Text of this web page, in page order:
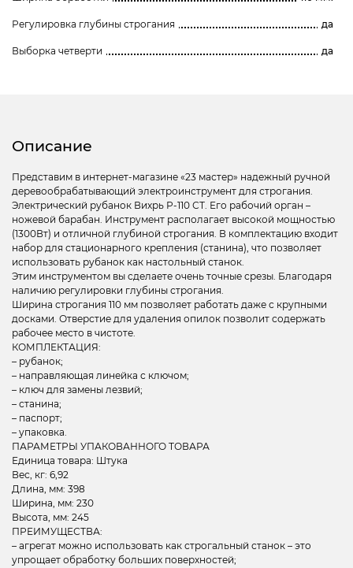
Регулировка глубины строгания да
Выборка четверти да
Описание
Представим в интернет-магазине «23 мастер» надежный ручной
деревообрабатывающий электроинструмент для строгания.
Электрический рубанок Вихрь Р-110 СТ. Его рабочий орган –
ножевой барабан. Инструмент располагает высокой мощностью
(1300Вт) и отличной глубиной строгания. В комплектацию входит
набор для стационарного крепления (станина), что позволяет
использовать рубанок как настольный станок.
Этим инструментом вы сделаете очень точные срезы. Благодаря
наличию регулировки глубины строгания.
Ширина строгания 110 мм позволяет работать даже с крупными
досками. Отверстие для удаления опилок позволит содержать
рабочее место в чистоте.
КОМПЛЕКТАЦИЯ:
– рубанок;
– направляющая линейка с ключом;
– ключ для замены лезвий;
– станина;
– паспорт;
– упаковка.
ПАРАМЕТРЫ УПАКОВАННОГО ТОВАРА
Единица товара: Штука
Вес, кг: 6,92
Длина, мм: 398
Ширина, мм: 230
Высота, мм: 245
ПРЕИМУЩЕСТВА:
– агрегат можно использовать как строгальный станок – это
упрощает обработку больших поверхностей;